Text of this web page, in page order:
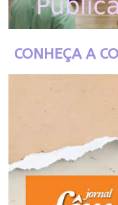
CONHEÇA A